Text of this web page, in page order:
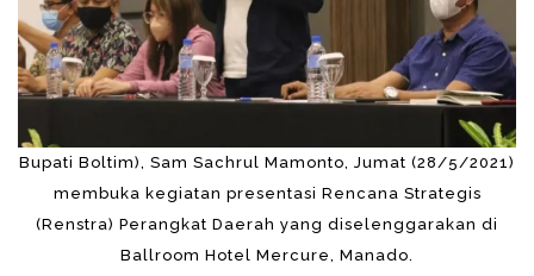
Bupati Boltim), Sam Sachrul Mamonto, Jumat (28/5/2021)
membuka kegiatan presentasi Rencana Strategis
(Renstra) Perangkat Daerah yang diselenggarakan di
Ballroom Hotel Mercure, Manado.